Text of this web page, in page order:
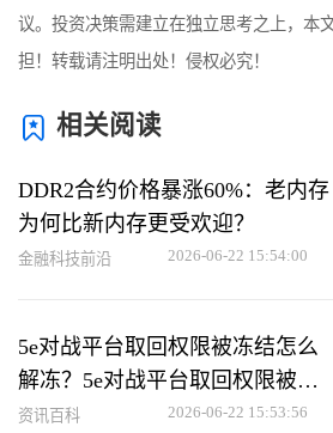
议。投资决策需建立在独立思考之上，本
担！转载请注明出处！侵权必究！
相关阅读
DDR2合约价格暴涨60%：老内存
为何比新内存更受欢迎？
金融科技前沿 2026-06-22 15:54:00
5e对战平台取回权限被冻结怎么
解冻？5e对战平台取回权限被冻
结解冻方法
资讯百科 2026-06-22 15:53:56